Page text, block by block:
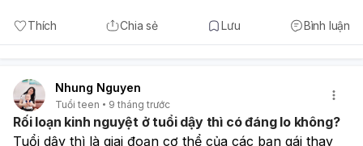
Thích Chia sẻ Lưu Bình luận
Nhung Nguyen
Tuổi teen 9 tháng trước
Rối loạn kinh nguyệt ở tuổi dậy thì có đáng lo không?
Tuổi dậy thì là giai đoạn cơ thể của các bạn gái thay